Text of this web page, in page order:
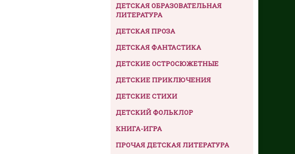
ДЕТСКАЯ ОБРАЗОВАТЕЛЬНАЯ
ЛИТЕРАТУРА
ДЕТСКАЯ ПРОЗА
ДЕТСКАЯ ФАНТАСТИКА
ДЕТСКИЕ ОСТРОСЮЖЕТНЫЕ
ДЕТСКИЕ ПРИКЛЮЧЕНИЯ
ДЕТСКИЕ СТИХИ
ДЕТСКИЙ ФОЛЬКЛОР
КНИГА-ИГРА
ПРОЧАЯ ДЕТСКАЯ ЛИТЕРАТУРА